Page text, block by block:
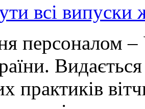
всі випуски
персоналом
практиків